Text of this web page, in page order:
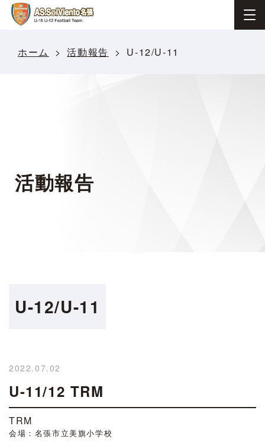
ホーム 活動報告 U-12/U-11
活動報告
U-12/U-11
2022.07.02
U-11/12 TRM
TRM
会場：名張市立美旗小学校